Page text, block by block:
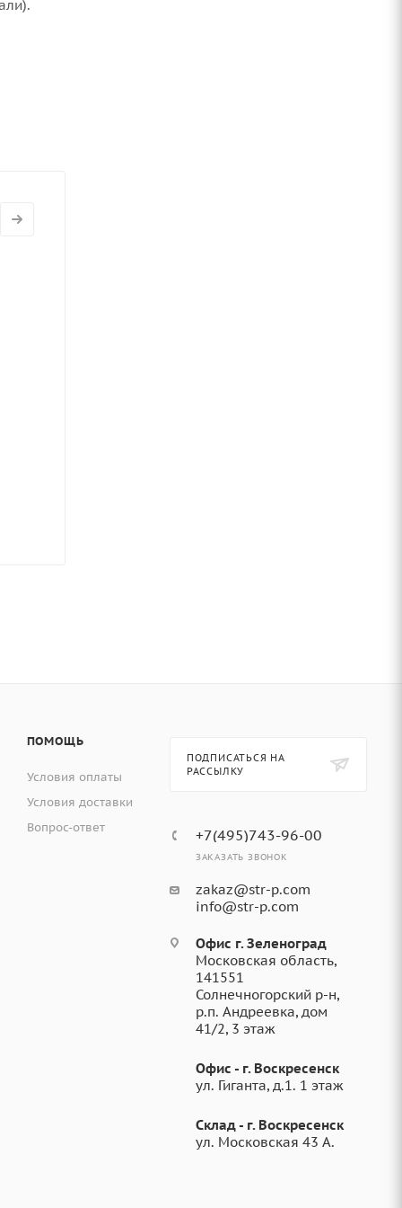
ПОМОЩЬ
Условия оплаты
Условия доставки
Вопрос-ответ
ПОДПИСАТЬСЯ НА
РАССЫЛКУ
+7(495)743-96-00
ЗАКАЗАТЬ ЗВОНОК
zakaz@str-p.com
info@str-p.com
Офис г. Зеленоград
Московская область,
141551
Солнечногорский р-н,
р.п. Андреевка, дом
41/2, 3 этаж
Офис - г. Воскресенск
ул. Гиганта, д.1. 1 этаж
Склад - г. Воскресенск
ул. Московская 43 А.